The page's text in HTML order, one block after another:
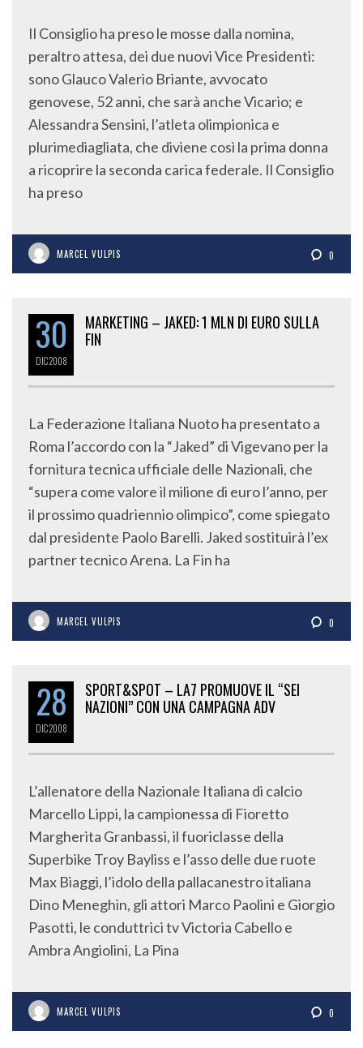
Il Consiglio ha preso le mosse dalla nomina,
peraltro attesa, dei due nuovi Vice Presidenti:
sono Glauco Valerio Briante, avvocato
genovese, 52 anni, che sarà anche Vicario; e
Alessandra Sensini, l’atleta olimpionica e
plurimediagliata, che diviene così la prima donna
a ricoprire la seconda carica federale. Il Consiglio
ha preso
MARCEL VULPIS 0
30
DIC2008
MARKETING – JAKED: 1 MLN DI EURO SULLA
FIN
La Federazione Italiana Nuoto ha presentato a
Roma l’accordo con la “Jaked” di Vigevano per la
fornitura tecnica ufficiale delle Nazionali, che
“supera come valore il milione di euro l’anno, per
il prossimo quadriennio olimpico”, come spiegato
dal presidente Paolo Barelli. Jaked sostituirà l’ex
partner tecnico Arena. La Fin ha
MARCEL VULPIS 0
28
DIC2008
SPORT&SPOT – LA7 PROMUOVE IL “SEI
NAZIONI” CON UNA CAMPAGNA ADV
L’allenatore della Nazionale Italiana di calcio
Marcello Lippi, la campionessa di Fioretto
Margherita Granbassi, il fuoriclasse della
Superbike Troy Bayliss e l’asso delle due ruote
Max Biaggi, l’idolo della pallacanestro italiana
Dino Meneghin, gli attori Marco Paolini e Giorgio
Pasotti, le conduttrici tv Victoria Cabello e
Ambra Angiolini, La Pina
MARCEL VULPIS 0